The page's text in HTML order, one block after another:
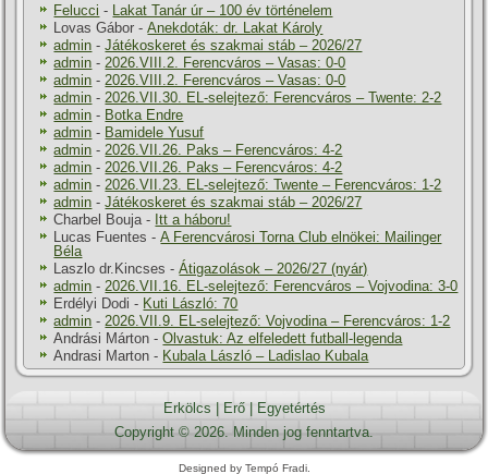
Felucci -
Lakat Tanár úr – 100 év történelem
Lovas Gábor -Anekdoták: dr. Lakat Károly
admin -Játékoskeret és szakmai stáb – 2026/27
admin - 2026.VIII.2. Ferencváros – Vasas: 0-0
admin - 2026.VIII.2. Ferencváros – Vasas: 0-0
admin - 2026.VII.30. EL-selejtező: Ferencváros – Twente: 2-2
admin - Botka Endre
admin - Bamidele Yusuf
admin - 2026.VII.26. Paks – Ferencváros: 4-2
admin - 2026.VII.26. Paks – Ferencváros: 4-2
admin - 2026.VII.23. EL-selejtező: Twente – Ferencváros: 1-2
admin -Játékoskeret és szakmai stáb – 2026/27
Charbel Bouja - Itt a háboru!
Lucas Fuentes -A Ferencvárosi Torna Club elnökei: Mailinger
Béla
Laszlo dr.Kincses -Átigazolások – 2026/27 (nyár)
admin - 2026.VII.16. EL-selejtező: Ferencváros – Vojvodina: 3-0
Erdélyi Dodi - Kuti László: 70
admin - 2026.VII.9. EL-selejtező: Vojvodina – Ferencváros: 1-2
Andrási Márton -Olvastuk: Az elfeledett futball-legenda
Andrasi Marton - Kubala László – Ladislao Kubala
Erkölcs Erő|
Egyetértés
Copyright © 2026. Minden jog fenntartva.
Designed by Tempó Fradi.